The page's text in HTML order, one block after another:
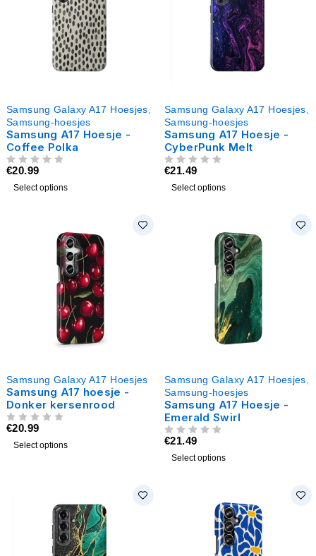
Samsung Galaxy A17 Hoesjes
Samsung-hoesjes
Samsung A17 Hoesje -
Coffee Polka
€20.99
Select options
Samsung Galaxy A17 Hoesjes
Samsung-hoesjes
Samsung A17 Hoesje -
CyberPunk Melt
€21.49
Select options
Samsung Galaxy A17 Hoesjes
Samsung A17 hoesje -
Donker kersenrood
€20.99
Select options
Samsung Galaxy A17 Hoesjes
Samsung-hoesjes
Samsung A17 Hoesje -
Emerald Swirl
€21.49
Select options